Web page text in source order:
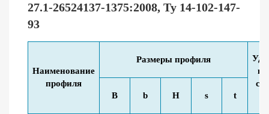
27.1-26524137-1375:2008, Ту 14-102-147-
93
Наименование
профиля
Размеры профиля
B b H s t